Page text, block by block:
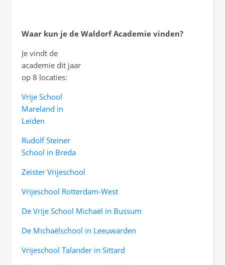
Waar kun je de Waldorf Academie vinden?
Je vindt de
academie dit jaar
op 8 locaties:
Vrije School
Mareland in
Leiden
Rudolf Steiner
School in Breda
Zeister Vrijeschool
Vrijeschool Rotterdam-West
De Vrije School Michaël in Bussum
De Michaëlschool in Leeuwarden
Vrijeschool Talander in Sittard